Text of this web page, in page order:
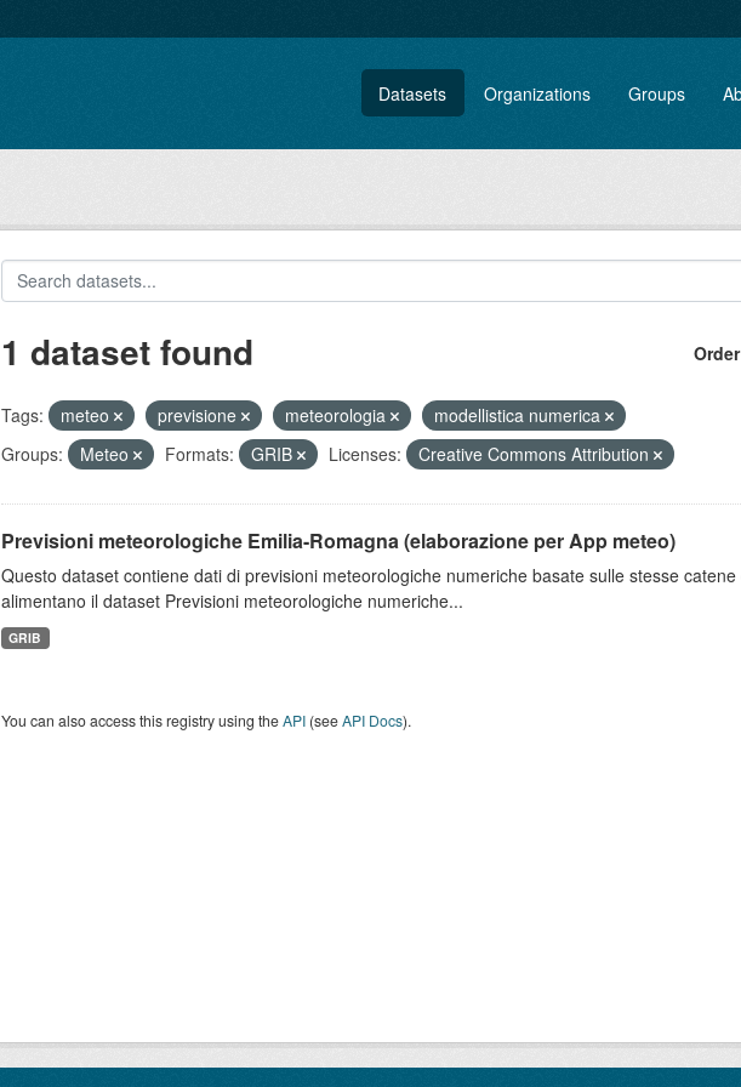
Datasets Organizations Groups
1 dataset found
Tags: meteo previsione meteorologia
modellistica numerica
Groups:
Meteo Formats: GRIB Licenses: Creative Commons Attribution
Previsioni meteorologiche Emilia-Romagna (elaborazione per App meteo)
Questo dataset contiene dati di previsioni meteorologiche numeriche basate sulle stesse
alimentano il dataset Previsioni meteorologiche numeriche...
GRIB
You can also access this registry using theAPI(seeAPI Docs).